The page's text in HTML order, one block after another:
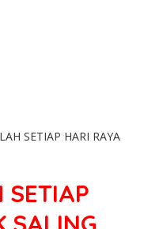
SETIAP HARI RAYA